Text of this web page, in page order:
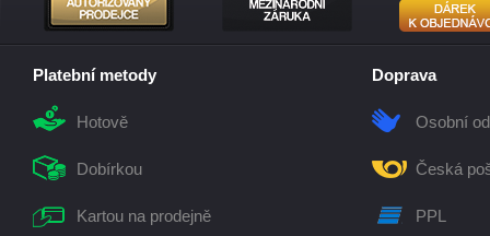
Platební metody
Hotově
Dobírkou
Kartou na prodejně
Doprava
Osobní
Česká
PPL